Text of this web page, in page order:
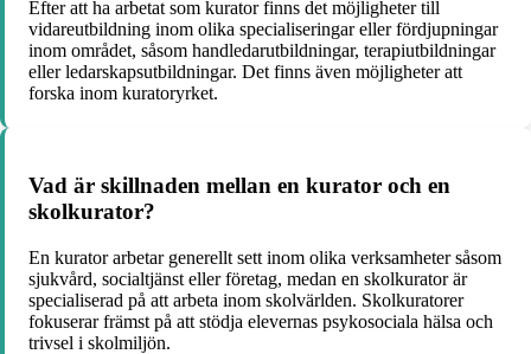
Efter att ha arbetat som kurator finns det möjligheter till
vidareutbildning inom olika specialiseringar eller fördjupningar
inom området, såsom handledarutbildningar, terapiutbildningar
eller ledarskapsutbildningar. Det finns även möjligheter att
forska inom kuratoryrket.
Vad är skillnaden mellan en kurator och en
skolkurator?
En kurator arbetar generellt sett inom olika verksamheter såsom
sjukvård, socialtjänst eller företag, medan en skolkurator är
specialiserad på att arbeta inom skolvärlden. Skolkuratorer
fokuserar främst på att stödja elevernas psykosociala hälsa och
trivsel i skolmiljön.